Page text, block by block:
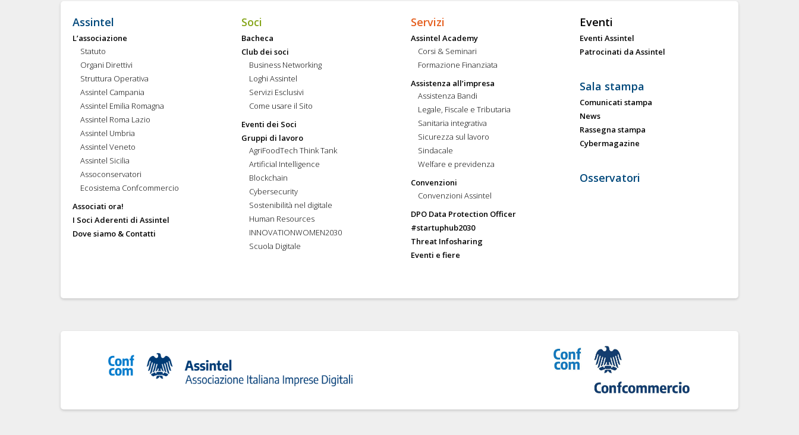
Assintel
L’associazione
Statuto
Organi Direttivi
Struttura Operativa
Assintel Campania
Assintel Emilia Romagna
Assintel Roma Lazio
Assintel Umbria
Assintel Veneto
Assintel Sicilia
Assoconservatori
Ecosistema Confcommercio
Associati ora!
I Soci Aderenti di Assintel
Dove siamo & Contatti
Soci
Bacheca
Club dei soci
Business Networking
Loghi Assintel
Servizi Esclusivi
Come usare il Sito
Eventi dei Soci
Gruppi di lavoro
AgriFoodTech Think Tank
Artificial Intelligence
Blockchain
Cybersecurity
Sostenibilità nel digitale
Human Resources
INNOVATIONWOMEN2030
Scuola Digitale
Servizi
Assintel Academy
Corsi & Seminari
Formazione Finanziata
Assistenza all’impresa
Assistenza Bandi
Legale, Fiscale e Tributaria
Sanitaria integrativa
Sicurezza sul lavoro
Sindacale
Welfare e previdenza
Convenzioni
Convenzioni Assintel
DPO Data Protection Officer
#startuphub2030
Threat Infosharing
Eventi e fiere
Eventi
Eventi Assintel
Patrocinati da Assintel
Sala stampa
Comunicati stampa
News
Rassegna stampa
Cybermagazine
Osservatori